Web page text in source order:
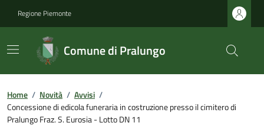
Regione Piemonte
Comune di Pralungo
Home / Novità / Avvisi /
Concessione di edicola funeraria in costruzione presso il cimitero di
Pralungo Fraz. S. Eurosia - Lotto DN 11